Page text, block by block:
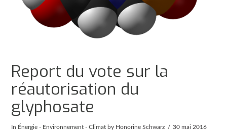
Report du vote sur la
réautorisation du
glyphosate
In Énergie - Environnement - Climat by Honorine Schwarz 30 mai 2016